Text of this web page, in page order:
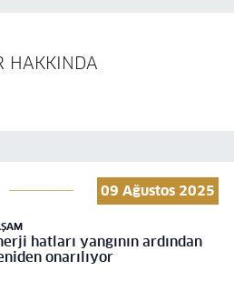
HAKKINDA
09 Ağustos 2025
hatları yangının ardından
onarılıyor